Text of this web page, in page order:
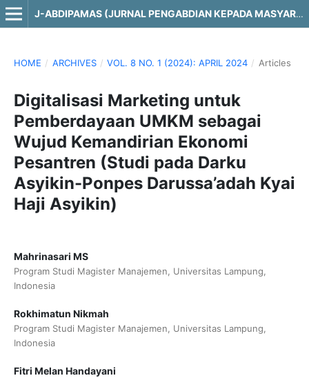
J-ABDIPAMAS (JURNAL PENGABDIAN KEPADA MASYARAKAT)
HOME / ARCHIVES / VOL. 8 NO. 1 (2024): APRIL 2024 / Articles
Digitalisasi Marketing untuk
Pemberdayaan UMKM sebagai
Wujud Kemandirian Ekonomi
Pesantren (Studi pada Darku
Asyikin-Ponpes Darussa’adah Kyai
Haji Asyikin)
Mahrinasari MS
Program Studi Magister Manajemen, Universitas Lampung,
Indonesia
Rokhimatun Nikmah
Program Studi Magister Manajemen, Universitas Lampung,
Indonesia
Fitri Melan Handayani